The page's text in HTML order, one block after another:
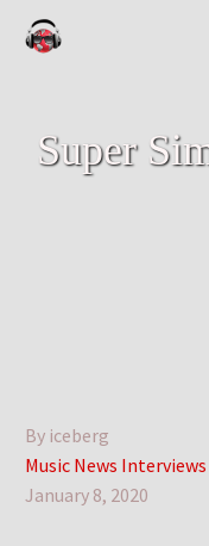
Super
By iceberg
Music News Interviews
January 8, 2020